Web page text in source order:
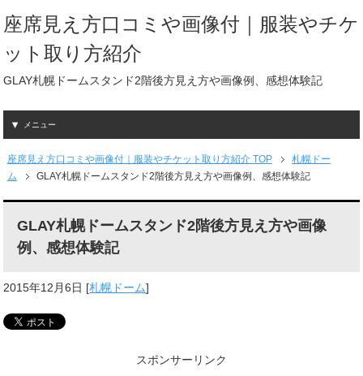
座席見え方口コミや画像付｜服装やチケ
ット取り方紹介
GLAY札幌ドームスタンド2階後方見え方や画像例、感想体験記
メニュー
座席見え方口コミや画像付｜服装やチケット取り方紹介 TOP
札幌ドー
ム
GLAY札幌ドームスタンド2階後方見え方や画像例、感想体験記
GLAY札幌ドームスタンド2階後方見え方や画像
例、感想体験記
2015年12月6日 [札幌ドーム]
スポンサーリンク